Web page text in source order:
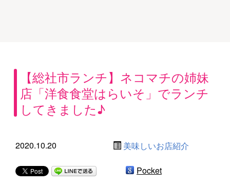
【総社市ランチ】ネコマチの姉妹
店「洋食食堂はらいそ」でランチ
してきました♪
2020.10.20 美味しいお店紹介
Pocket